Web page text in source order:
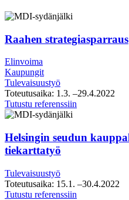
Raahen strategiasparraus
Elinvoima
Kaupungit
Tulevaisuustyö
Toteutusaika: 1.3. –29.4.2022
Tutustu referenssiin
Helsingin seudun
tiekarttatyö
Tulevaisuustyö
Toteutusaika: 15.1. –30.4.2022
Tutustu referenssiin